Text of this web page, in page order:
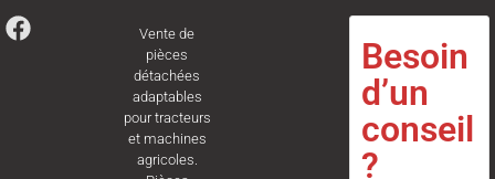
Vente de
pièces
détachées
adaptables
pour tracteurs
et machines
agricoles.
Besoin
d’un
conseil
?